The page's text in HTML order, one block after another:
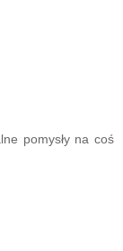
pomysły na coś